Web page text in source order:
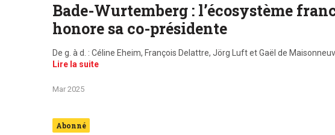
Bade-Wurtemberg : l’écosystème
honore sa co-présidente
De g. à d. : Céline Eheim, François Delattre, Jörg Luft et Gaël de
Lire la suite
Mar 2025
Abonné